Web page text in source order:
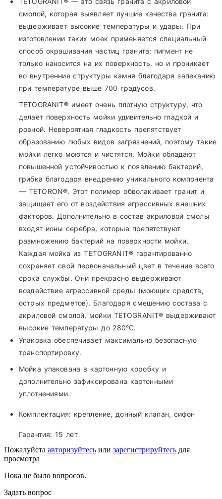
смолой, которая выявляет лучшие качества гранита:
выдерживает высокие температуры и удары. При
изготовлении таких моек применяется специальный
способ окрашивания частиц гранита: пигмент не
только наносится на их поверхность, но и проникает
во внутренние структуры камня благодаря запеканию
при температуре выше 700 градусов.
TETOGRANIT® имеет очень плотную структуру, что
делает поверхность мойки удивительно гладкой и
ровной. Невероятная гладкость препятствует
образованию любых видов загрязнений, поэтому такие
мойки легко моются и чистятся. Мойки обладают
повышенной устойчивостью к появлению бактерий,
грибка благодаря внедрению уникального компонента
— TETORON®. Этот полимер обволакивает гранит и
защищает его от воздействия агрессивных внешних
факторов. Дополнительно в состав акриловой смолы
входят ионы серебра, которые препятствуют
размножению бактерий на поверхности мойки.
Каждая мойка из TETOGRANIT® гарантированно
сохраняет свой первоначальный цвет в течение всего
срока службы. Они прекрасно выдерживают
воздействие агрессивной среды (моющих средств,
острых предметов). Благодаря смешению состава с
акриловой смолой, мойки TETOGRANIT® выдерживают
высокие температуры до 280°С.
Упаковка обеспечивает максимально безопасную
транспортировку.
Мойка упакована в картонную коробку и
дополнительно зафиксирована картонными
уплотнениями.
Комплектация: крепление, донный клапан, сифон
Гарантия: 15 лет
Пожалуйста авторизуйтесь или зарегистрируйтесь для
просмотра
Пока не было вопросов.
Задать вопрос